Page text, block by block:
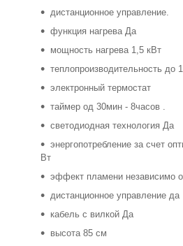
дистанционное управление.
функция нагрева Да
мощность нагрева 1,5 кВт
теплопроизводительность до
электронный термостат
таймер од 30мин - 8часов .
светодиодная технология Да
энергопотребление за счет
Вт
эффект пламени независимо
дистанционное управление да
кабель с вилкой Да
высота 85 см